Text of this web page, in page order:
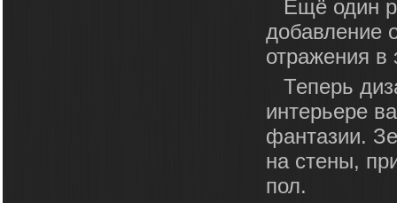
Ещё один
добавление
отражения в
Теперь
интерьере
фантазии.
на стены,
пол.